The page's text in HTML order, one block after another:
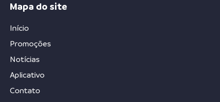
Mapa do site
Início
Promoções
Notícias
Aplicativo
Contato